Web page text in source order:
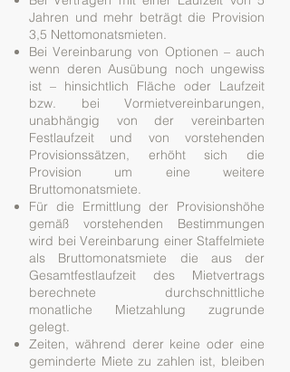
Jahren und mehr beträgt die Provision
3,5 Nettomonatsmieten.
Bei Vereinbarung von Optionen – auch
wenn deren Ausübung noch ungewiss
ist – hinsichtlich Fläche oder Laufzeit
bzw. bei Vormietvereinbarungen,
unabhängig von der vereinbarten
Festlaufzeit und von vorstehenden
Provisionssätzen, erhöht sich die
Provision um eine weitere
Bruttomonatsmiete.
Für die Ermittlung der Provisionshöhe
gemäß vorstehenden Bestimmungen
wird bei Vereinbarung einer Staffelmiete
als Bruttomonatsmiete die aus der
Gesamtfestlaufzeit des Mietvertrags
berechnete durchschnittliche
monatliche Mietzahlung zugrunde
gelegt.
Zeiten, während derer keine oder eine
geminderte Miete zu zahlen ist, bleiben